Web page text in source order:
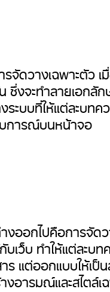
จัดวางเฉพาะตัว
ซึ่งจะทำลายเอกลั
ะบบที่ให้แต่ละบทค
การณ์บนหน้าจอ
งออกไปคือการจัด
เว็บ ทำให้แต่ละบท
ร แต่ออกแบบให้เป็
อารมณ์และสไตล์เ